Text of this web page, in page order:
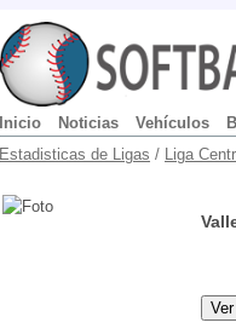
Inicio Noticias Vehículos
Estadisticas de Ligas / Liga